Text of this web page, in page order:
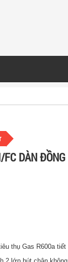
DÀN ĐỒNG
thụ Gas R600a